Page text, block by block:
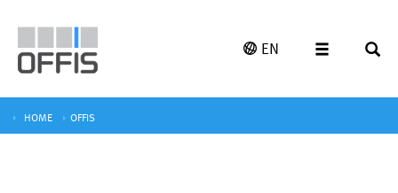
EN
HOME OFFIS